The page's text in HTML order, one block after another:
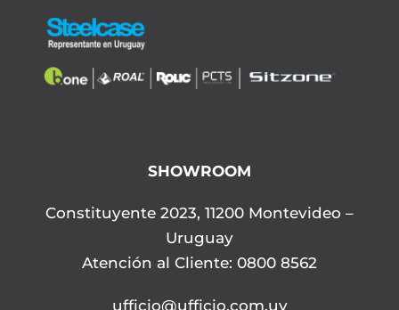
SHOWROOM
Constituyente 2023, 11200 Montevideo –
Uruguay
Atención al Cliente: 0800 8562
ufficio@ufficio.com.uy